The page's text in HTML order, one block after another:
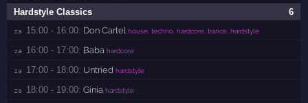
6
Hardstyle Classics
za 15:00 - 16:00: Don Cartel house, techno, hardcore, trance, hardstyle
za 16:00 - 17:00: Baba hardcore
za 17:00 - 18:00: Untried hardstyle
za 18:00 - 19:00: Ginia hardstyle